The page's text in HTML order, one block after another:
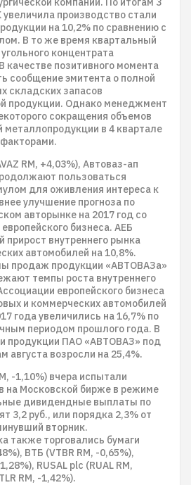
производство стали
на 10,2% по сравнению с
В то же время квартальный
концентрата
качестве позитивного момента
сообщение эмитента о полной
складских запасов
продукции. Однако менеджмент
сокращения объемов
металлопродукции в 4 квартале
RM, +4,03%), Автоваз-ап
пользоваться
для оживления интереса к
улучшение прогноза по
авторынке на 2017 год со
бизнеса. АЕБ
прирост внутреннего рынка
автомобилей на 10,8%.
продаж продукции «АВТОВАЗа»
темпы роста внутреннего
европейского бизнеса
и коммерческих автомобилей
года увеличились на 16,7% по
периодом прошлого года. В
продукции ПАО «АВТОВАЗ» под
августа возросли на 25,4%.
-1,10%) вчера испытали
на Московской бирже в режиме
дивидендные выплаты по
3,2 руб., или порядка 2,3% от
вторник.
также торговались бумаги
ВТБ (VTBR RM, -0,65%),
RUSAL plc (RUAL RM,
RM, -1,42%).